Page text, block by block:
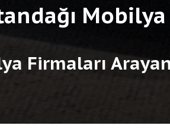
Firmaları